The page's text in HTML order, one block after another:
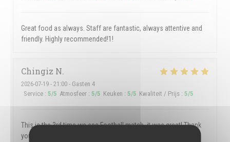
Great food as always. Staff are fantastic, always attentive and
friendly. Highly recommended!1!
Chingiz N
2026-07-19 - 21:00 - Gasten 4
Service : 5/5 Atmosfeer : 5/5 Keuken : 5/5 Kwaliteit / Prijs : 5/5
This is the 3rd time we see Football match, it was great! Thank
you! Good atmosphere, good food and very gentle and kind